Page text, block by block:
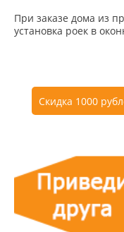
При заказе дома из
установка роек в
Скидка 1000